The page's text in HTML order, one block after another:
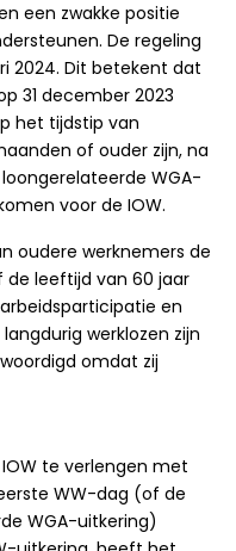
een zwakke positie
De regeling
2024. Dit betekent dat
31 december 2023
het tijdstip van
of ouder zijn, na
WGA-
voor de IOW.
oudere werknemers de
de leeftijd van 60 jaar
en
werklozen zijn
omdat zij
te verlengen met
WW-dag (of de
WGA-uitkering)